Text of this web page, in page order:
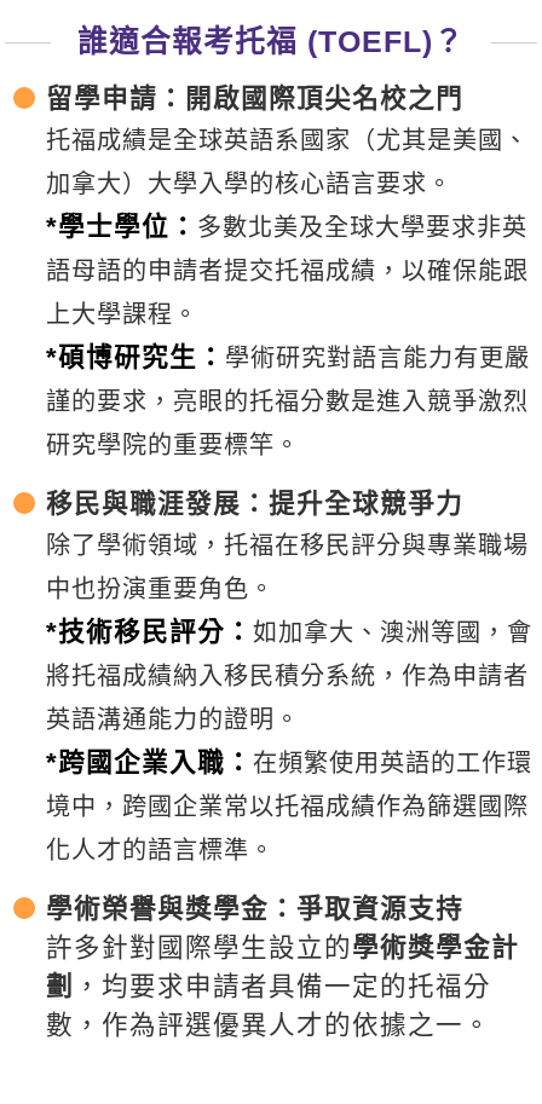
英文寫作
Cengage TED Talks
CNN聽力強化
新聞英文
誰適合報考托福 (TOEFL)？
留學申請：開啟國際頂尖名校之門
托福成績是全球英語系國家（尤其是美國、
加拿大）大學入學的核心語言要求。
*學士學位： 多數北美及全球大學要求非英
語母語的申請者提交托福成績，以確保能跟
上大學課程。
*碩博研究生： 學術研究對語言能力有更嚴
謹的要求，亮眼的托福分數是進入競爭激烈
研究學院的重要標竿。
移民與職涯發展：提升全球競爭力
除了學術領域，托福在移民評分與專業職場
中也扮演重要角色。
*技術移民評分：如加拿大、澳洲等國，會
將托福成績納入移民積分系統，作為申請者
英語溝通能力的證明。
*跨國企業入職： 在頻繁使用英語的工作環
境中，跨國企業常以托福成績作為篩選國際
化人才的語言標準。
學術榮譽與獎學金：爭取資源支持
許多針對國際學生設立的學術獎學金計
劃 ，均要求申請者具備一定的托福分
數，作為評選優異人才的依據之一。